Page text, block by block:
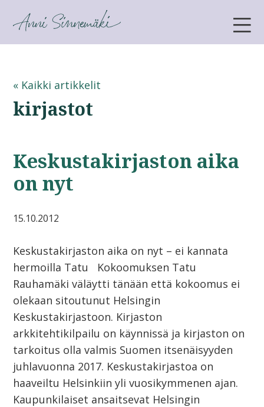
ANNI SINNEMÄKI
« Kaikki artikkelit
kirjastot
Keskustakirjaston aika
on nyt
15.10.2012
Keskustakirjaston aika on nyt – ei kannata
hermoilla Tatu Kokoomuksen Tatu
Rauhamäki väläytti tänään että kokoomus ei
olekaan sitoutunut Helsingin
Keskustakirjastoon. Kirjaston
arkkitehtikilpailu on käynnissä ja kirjaston on
tarkoitus olla valmis Suomen itsenäisyyden
juhlavuonna 2017. Keskustakirjastoa on
haaveiltu Helsinkiin yli vuosikymmenen ajan.
Kaupunkilaiset ansaitsevat Helsingin